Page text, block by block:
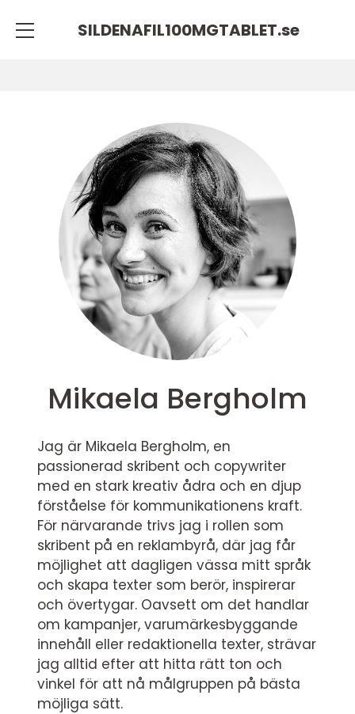
SILDENAFIL100MGTABLET.se
Mikaela Bergholm
Jag är Mikaela Bergholm, en
passionerad skribent och copywriter
med en stark kreativ ådra och en djup
förståelse för kommunikationens kraft.
För närvarande trivs jag i rollen som
skribent på en reklambyrå, där jag får
möjlighet att dagligen vässa mitt språk
och skapa texter som berör, inspirerar
och övertygar. Oavsett om det handlar
om kampanjer, varumärkesbyggande
innehåll eller redaktionella texter, strävar
jag alltid efter att hitta rätt ton och
vinkel för att nå målgruppen på bästa
möjliga sätt.